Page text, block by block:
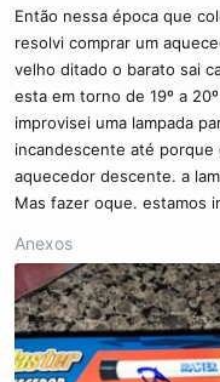
Então nessa época que
resolvi comprar um
velho ditado o barato sai
esta em torno de 19º a
improvisei uma lampada
incandescente até porque
aquecedor descente. a
Mas fazer oque. estamos
Anexos